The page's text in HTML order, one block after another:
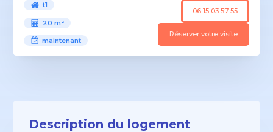
t1
20 m²
maintenant
06 15 03 57 55
Réserver votre visite
Description du logement